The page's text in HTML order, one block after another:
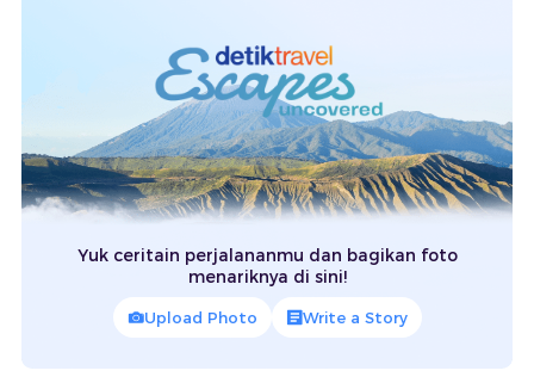
Yuk ceritain perjalananmu dan bagikan foto
menariknya di sini!
Upload Photo Write a Story